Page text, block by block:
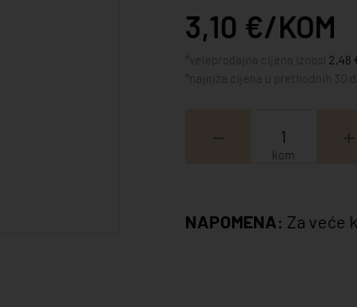
3,10 €/KOM
2,48
kom
NAPOMENA: Za veće